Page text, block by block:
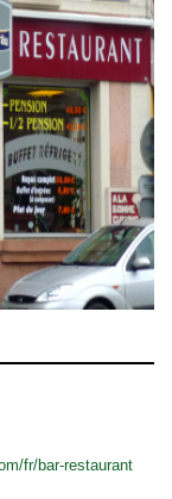
fr/bar-restaurant